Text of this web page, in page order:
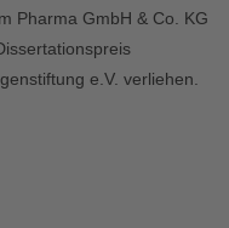
Pharma GmbH & Co. KG
e.V. verliehen.